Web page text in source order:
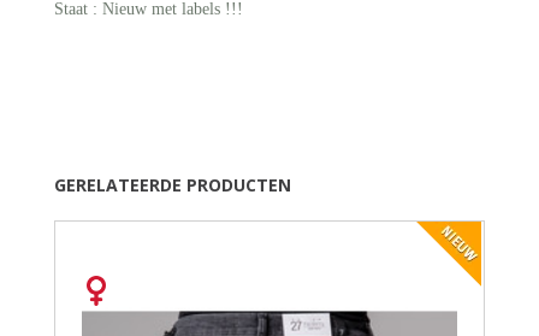
Staat : Nieuw met labels !!!
GERELATEERDE PRODUCTEN